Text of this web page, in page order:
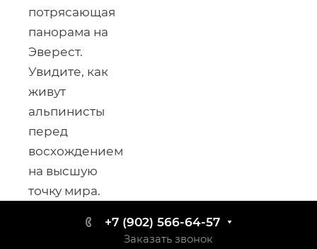
потрясающая
панорама на
Эверест.
Увидите, как
живут
альпинисты
перед
восхождением
на высшую
точку мира.
+7 (902) 566-64-57
Заказать звонок